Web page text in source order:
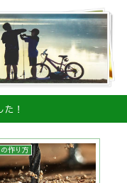
！
作り方